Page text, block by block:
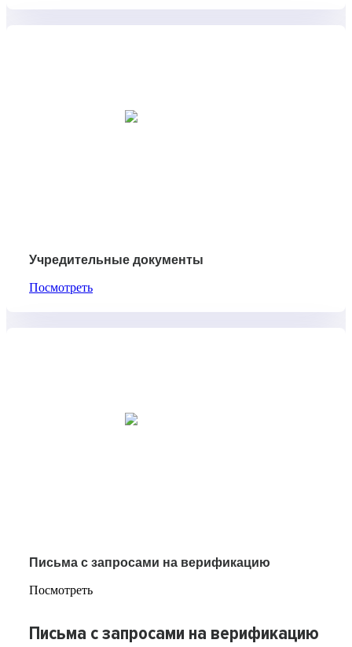
Учредительные документы
Посмотреть
Письма с запросами на верификацию
Посмотреть
Письма с запросами на верификацию